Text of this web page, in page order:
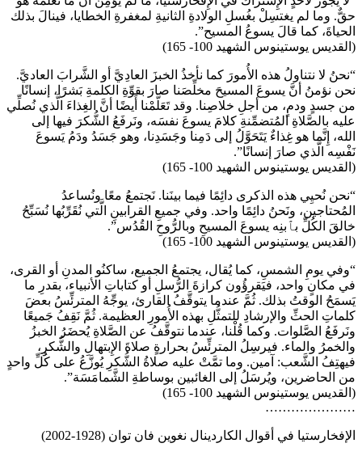
حقٌّ. وما لم يغتسِلْ بغُسلِ الولادةِ الثانيةِ لمغفرةِ الخطايا، فينالَ بذلك
الحياةَ، كما قالَ يسوعُ المسيح”.
(القديس يوستينوس الشهيد 100- 165)
“نحنُ لا نتناولُ هذه الأُمورَ كما نأخذُ الخبزَ العادِيَّ أو الشَّرابَ العاديَّ.
نحن نؤمنُ أنَّ يسوعَ المسيحَ مخلِّصَنا صارَ بقوِّةِ الكلمةِ بَشرًا، إنسانًا
من جسدٍ ودمٍ، من أجلِ خلاصِنا. وقد تَعَلَّمْنا أَيضًا أنَّ الغِذاءَ الَّذي نُصلِّي
عليه بالصَّلاةِ المُتضمِّنةِ كلامَ يسوعَ نفسَه، ونَرفَعُ الشُّكرَ فيها إلى
الله، إِنَّما هو غِذاءٌ يَتَحَوَّلُ إلى دَمِنا وجَسَدِنا، وهو جَسَدُ ودَمُ يَسوعَ
نَفْسِه الَّذي صارَ إنسانًا”.
(القديس يوستينوس الشهيد 100- 165)
“نحن نُحيِي هذه الذكرى دائِمًا فيما بينَنا. نَجتمعُ معًا ونُساعدُ
المُحتاجين، ونَحنُ دائِمًا واحد. وفي جميعِ القرابينِ الَّتي نُقَرِّبُها نُسَبِّحُ
خالقَ الكُلِّ بٱبنِه يسوعَ المسيحِ وبالرُّوحِ القُدُس”.
(القديس يوستينوس الشهيد 100- 165)
“وفي يومِ الشمسِ، كما يُقال، يجتمعُ الجميع، ساكنُو المدنِ أو القرى،
في مكانٍ واحد، فيَقرؤُون كرازةَ الرُّسلِ أو كتاباتِ الأنبياء، بقدرِ ما
يَسمَحُ الوقتُ بذلك. ثُمَّ عندما يتوقَّفُ القارئ، يوجِّهُ المترئِّسُ بعضَ
كلماتِ الحثِّ والإرشادِ للتمثُّلِ بهذه الأُمورِ العظيمة. ثُمَّ نَقِفُ جَميعًا
ونَرفَعُ الصَّلوات. وكما قُلْنا، عندما نتوقَّفُ عن الصَّلاةِ يُحضَرُ الخبزُ
والخمرُ والماء. فيرسِلُ المترئِّسُ بحرارةٍ صلاةَ الإِبتهالِ والشُّكرِ،
فيهتِفُ الشَّعب: آمين. وما تمَّتْ عليه صلاةُ الشُّكرِ يُوزَّعُ على كُلِّ واحدٍ
من الحاضرين، ويُرسَلُ إلى الغائبين بوساطةِ الشَّمامَسَة”.
(القديس يوستينوس الشهيد 100- 165)
…………………
الإفخارستيا في أقوال الكاردينال نغوين فان توان (1928-2002)